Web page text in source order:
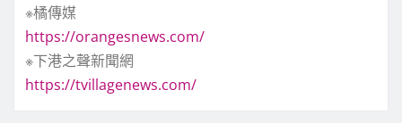
※橘傳媒
https://orangesnews.com/
※下港之聲新聞網
https://tvillagenews.com/